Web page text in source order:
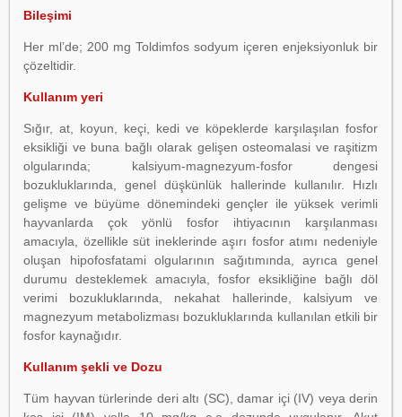
Bileşimi
Her ml’de; 200 mg Toldimfos sodyum içeren enjeksiyonluk bir
çözeltidir.
Kullanım yeri
Sığır, at, koyun, keçi, kedi ve köpeklerde karşılaşılan fosfor
eksikliği ve buna bağlı olarak gelişen osteomalasi ve raşitizm
olgularında; kalsiyum-magnezyum-fosfor dengesi
bozukluklarında, genel düşkünlük hallerinde kullanılır. Hızlı
gelişme ve büyüme dönemindeki gençler ile yüksek verimli
hayvanlarda çok yönlü fosfor ihtiyacının karşılanması
amacıyla, özellikle süt ineklerinde aşırı fosfor atımı nedeniyle
oluşan hipofosfatami olgularının sağıtımında, ayrıca genel
durumu desteklemek amacıyla, fosfor eksikliğine bağlı döl
verimi bozukluklarında, nekahat hallerinde, kalsiyum ve
magnezyum metabolizması bozukluklarında kullanılan etkili bir
fosfor kaynağıdır.
Kullanım şekli ve Dozu
Tüm hayvan türlerinde deri altı (SC), damar içi (IV) veya derin